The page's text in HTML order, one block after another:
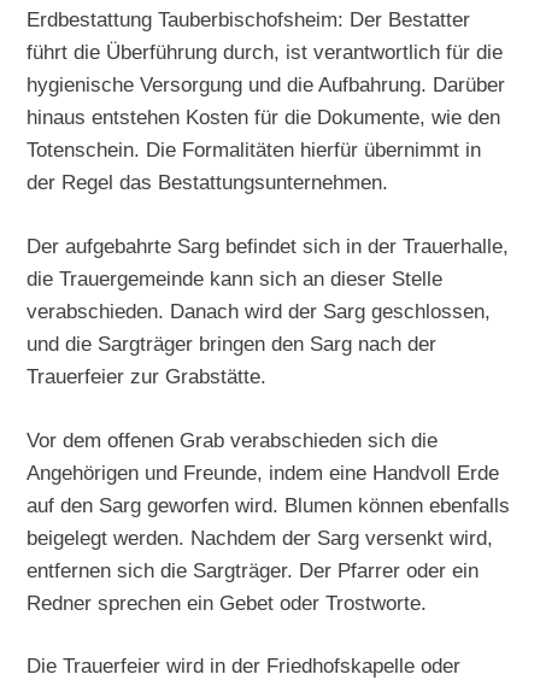
Erdbestattung Tauberbischofsheim: Der Bestatter
führt die Überführung durch, ist verantwortlich für die
hygienische Versorgung und die Aufbahrung. Darüber
hinaus entstehen Kosten für die Dokumente, wie den
Totenschein. Die Formalitäten hierfür übernimmt in
der Regel das Bestattungsunternehmen.
Der aufgebahrte Sarg befindet sich in der Trauerhalle,
die Trauergemeinde kann sich an dieser Stelle
verabschieden. Danach wird der Sarg geschlossen,
und die Sargträger bringen den Sarg nach der
Trauerfeier zur Grabstätte.
Vor dem offenen Grab verabschieden sich die
Angehörigen und Freunde, indem eine Handvoll Erde
auf den Sarg geworfen wird. Blumen können ebenfalls
beigelegt werden. Nachdem der Sarg versenkt wird,
entfernen sich die Sargträger. Der Pfarrer oder ein
Redner sprechen ein Gebet oder Trostworte.
Die Trauerfeier wird in der Friedhofskapelle oder